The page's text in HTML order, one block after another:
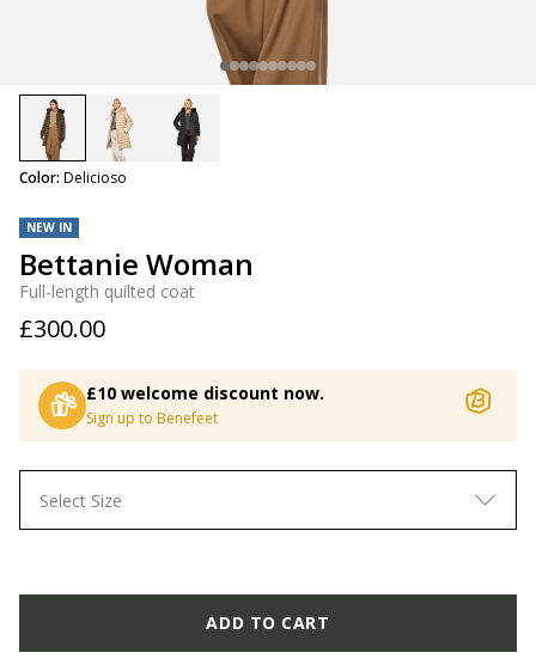
NEW IN
Bettanie Woman
Full-length quilted coat
£300.00
£10 welcome discount now.
Sign up to Benefeet
Color: Delicioso
selected
Select Size
ADD TO CART